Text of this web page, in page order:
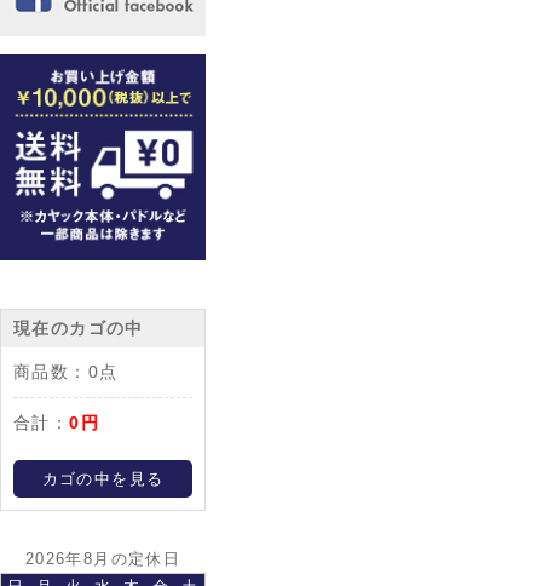
現在のカゴの中
商品数： 0点
合計：0円
カゴの中を見る
2026年8月の定休日